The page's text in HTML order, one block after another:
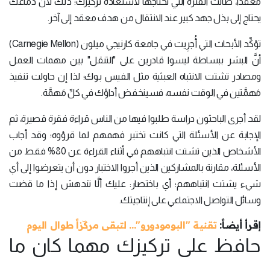
يحتاج إلى بذل جهد كبير عند الانتقال من هدف معقد إلى آخر.
تؤكِّد الأبحاث التي أُجرِيت في جامعة كارنيجي ميلون (Carnegie Mellon)
أنَّ البشر ببساطة ليسوا قادرين على "التنقل" بين مهمات العمل
ومصادر تشتت الانتباه العبثية مثل الفيس بوك؛ لذا إن حاولت تنفيذ
مَهمَّتين في الوقت نفسه، فسينخفض أداؤك في كلِّ مَهمَّة.
لقد أجرى الباحثون دراسة طلبوا فيها من الناس قراءة فقرة قصيرة، ثم
الإجابة عن الأسئلة التي كانت تختبر فهمهم لما قرؤوه؛ وقد أجاب
الأشخاص الذين تشتت انتباههم في أثناء القراءة عن 80% فقط من
الأسئلة، مقارنة بالمشاركين الذين أجروا الاختبار دون أن يتعرضوا إلى أي
شيء يشتت انتباههم؛ أي باختصار: عليك ألَّا تندهش إذا ما قضت
وسائل التواصل الاجتماعي على إنتاجيتك.
إقرأ أيضاً:تقنية "البومودورو"... لتبقى مركّزاً طوال اليوم
حافظ على تركيزك مهما كان ما